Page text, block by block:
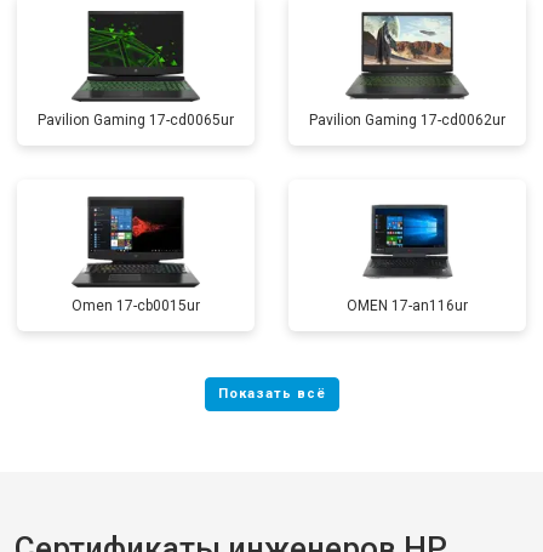
Pavilion Gaming 17-cd0065ur Pavilion Gaming 17-cd0062ur
Omen 17-cb0015ur OMEN 17-an116ur